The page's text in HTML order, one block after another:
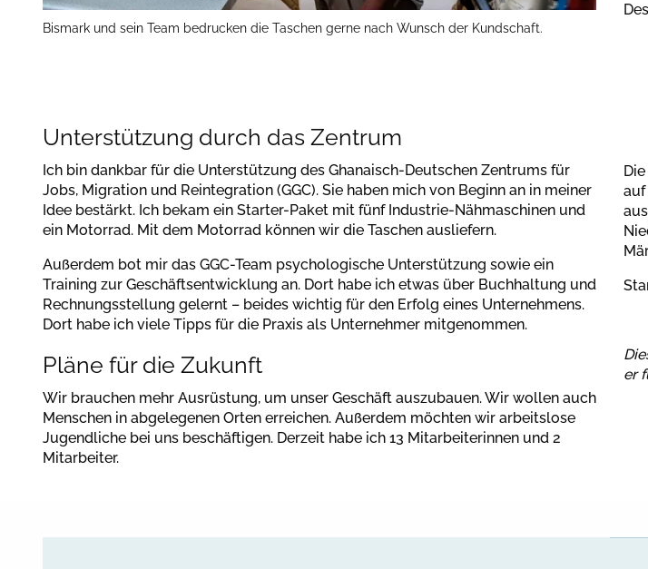
Bismark und sein Team bedrucken die Taschen gerne nach Wunsch der Kundschaft.
Unterstützung durch das Zentrum
Ich bin dankbar für die Unterstützung des Ghanaisch-Deutschen Zentrums für
Jobs, Migration und Reintegration (GGC). Sie haben mich von Beginn an in meiner
Idee bestärkt. Ich bekam ein Starter-Paket mit fünf Industrie-Nähmaschinen und
ein Motorrad. Mit dem Motorrad können wir die Taschen ausliefern.
Außerdem bot mir das GGC-Team psychologische Unterstützung sowie ein
Training zur Geschäftsentwicklung an. Dort habe ich etwas über Buchhaltung und
Rechnungsstellung gelernt – beides wichtig für den Erfolg eines Unternehmens.
Dort habe ich viele Tipps für die Praxis als Unternehmer mitgenommen.
Pläne für die Zukunft
Wir brauchen mehr Ausrüstung, um unser Geschäft auszubauen. Wir wollen auch
Menschen in abgelegenen Orten erreichen. Außerdem möchten wir arbeitslose
Jugendliche bei uns beschäftigen. Derzeit habe ich 13 Mitarbeiterinnen und 2
Mitarbeiter.
auf
er